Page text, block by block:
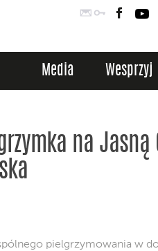
Poczta
Media Wesprzyj
na Jasną
pielgrzymowania w